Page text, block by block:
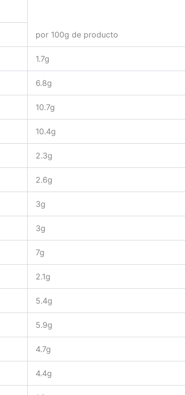
por 100g de producto
1.7g
6.8g
10.7g
10.4g
2.3g
2.6g
3g
3g
7g
2.1g
5.4g
5.9g
4.7g
4.4g